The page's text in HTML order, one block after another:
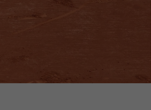
Ihrer vorgenommen Einstellungen, falls der